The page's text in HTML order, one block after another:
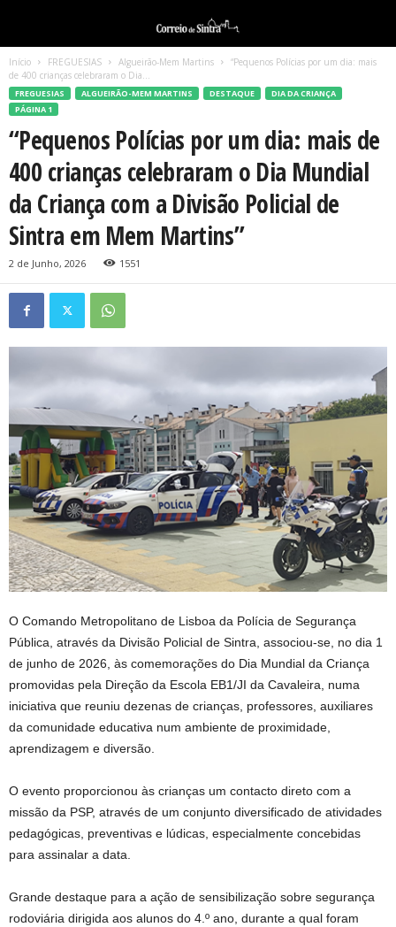
Início FREGUESIAS Algueirão-Mem Martins
“Pequenos Polícias por um dia: mais
de 400 crianças celebraram o Dia...
FREGUESIAS ALGUEIRÃO-MEM MARTINS DESTAQUE
DIA DA CRIANÇA
PÁGINA 1
“Pequenos Polícias por um dia: mais de
400 crianças celebraram o Dia Mundial
da Criança com a Divisão Policial de
Sintra em Mem Martins”
2 de Junho, 2026 1551
O Comando Metropolitano de Lisboa da Polícia de Segurança
Pública, através da Divisão Policial de Sintra, associou-se, no dia 1
de junho de 2026, às comemorações do Dia Mundial da Criança
promovidas pela Direção da Escola EB1/JI da Cavaleira, numa
iniciativa que reuniu dezenas de crianças, professores, auxiliares
da comunidade educativa num ambiente de proximidade,
aprendizagem e diversão.
O evento proporcionou às crianças um contacto direto com a
missão da PSP, através de um conjunto diversificado de atividades
pedagógicas, preventivas e lúdicas, especialmente concebidas
para assinalar a data.
Grande destaque para a ação de sensibilização sobre segurança
rodoviária dirigida aos alunos do 4.º ano, durante a qual foram